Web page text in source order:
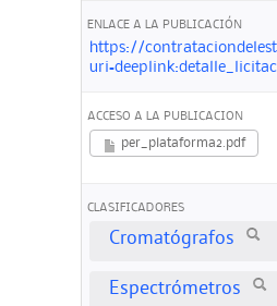
ENLACE A LA PUBLICACIÓN
https://
ACCESO A LA PUBLICACION
per_plataforma2.pdf
CLASIFICADORES
Cromatógrafos
Espectrómetros